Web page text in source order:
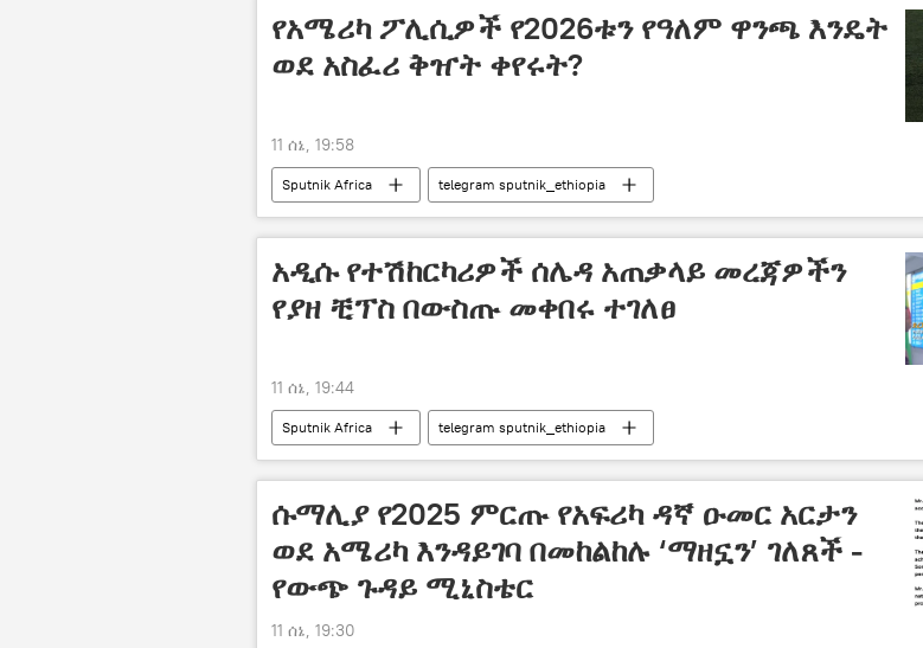
የአሜሪካ ፖሊሲዎች የ2026ቱን የዓለም ዋንጫ እንዴት
ወደ አስፈሪ ቅዠት ቀየሩት?
11 ሰኔ, 19:58
Sputnik Africa telegram sputnik_ethiopia
አዲሱ የተሽከርካሪዎች ሰሌዳ አጠቃላይ መረጃዎችን
የያዘ ቺፕስ በውስጡ መቀበሩ ተገለፀ
11 ሰኔ, 19:44
Sputnik Africa telegram sputnik_ethiopia
ሱማሊያ የ2025 ምርጡ የአፍሪካ ዳኛ ዑመር አርታን
ወደ አሜሪካ እንዳይገባ በመከልከሉ ‘ማዘኗን’ ገለጸች -
የውጭ ጉዳይ ሚኒስቴር
11 ሰኔ, 19:30